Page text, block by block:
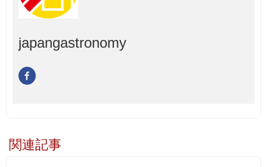
japangastronomy
関連記事